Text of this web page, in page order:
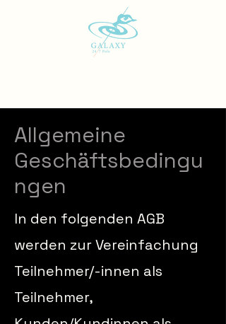
Allgemeine
Geschäftsbedingu
ngen
In den folgenden AGB
werden zur Vereinfachung
Teilnehmer/-innen als
Teilnehmer,